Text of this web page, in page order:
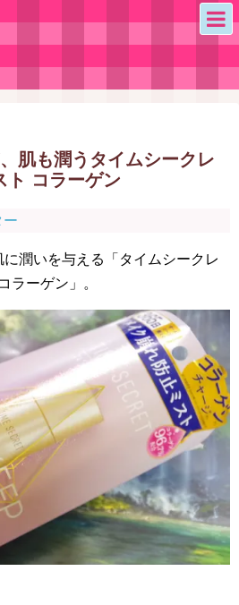
肌も潤うタイムシークレ
ト コラーゲン
ー
潤いを与える「タイムシークレ
ラーゲン」。